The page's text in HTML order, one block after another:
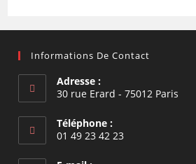
Informations De Contact
Adresse :
30 rue Erard - 75012 Paris
Téléphone :
01 49 23 42 23